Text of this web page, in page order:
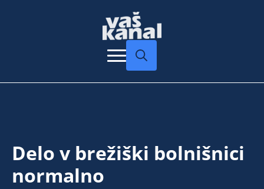
Delo v brežiški bolnišnici
normalno